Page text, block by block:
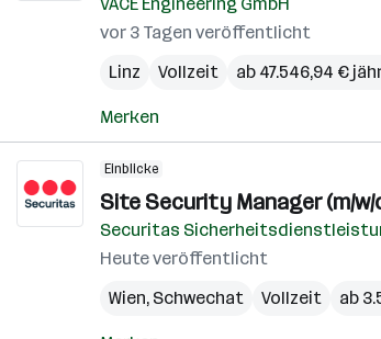
vor 3 Tagen veröffentlicht
Linz
Vollzeit ab 47.546,94 €
Merken
Einblicke
Site Security Manager (m/w/
Securitas
Heute veröffentlicht
Wien, Schwechat Vollzeit ab